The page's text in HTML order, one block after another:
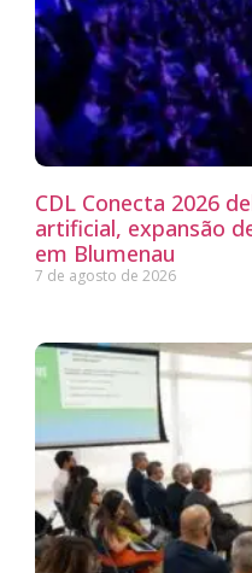
CDL Conecta 2026
artificial, expansão
em Blumenau
7 de agosto de 2026